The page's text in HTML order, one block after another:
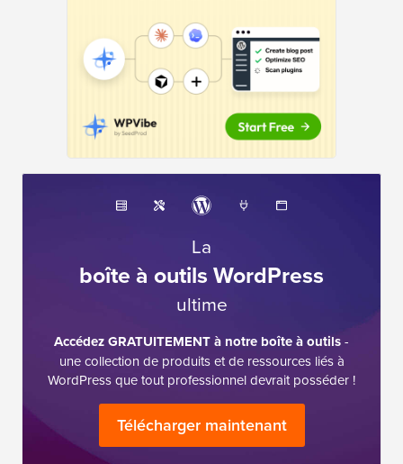
La
boîte à outils WordPress
ultime
Accédez GRATUITEMENT à notre boîte à outils-
une collection de produits et de ressources liés à
WordPress que tout professionnel devrait posséder !
Télécharger maintenant